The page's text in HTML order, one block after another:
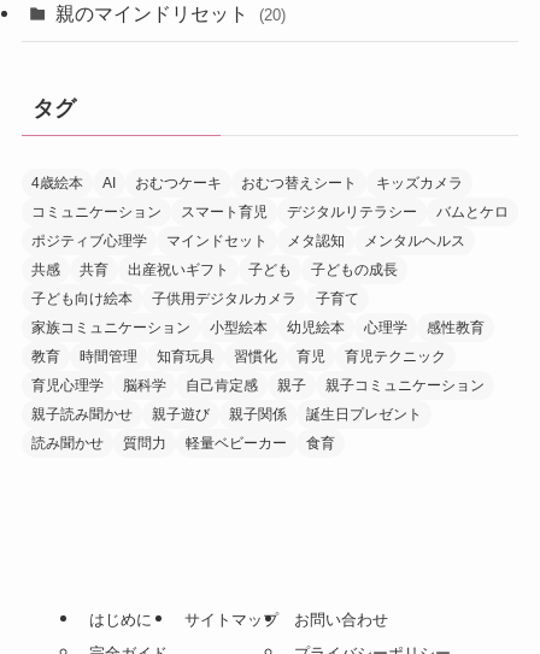
親のマインドリセット (20)
タグ
4歳絵本 AI おむつケーキ おむつ替えシート
キッズカメラ
コミュニケーション
スマート育児 デジタルリテラシー
バムとケロ
ポジティブ心理学
マインドセット メタ認知
メンタルヘルス
共感
共育 出産祝いギフト 子ども
子どもの成長
子ども向け絵本
子供用デジタルカメラ
子育て
家族コミュニケーション
小型絵本 幼児絵本 心理学
感性教育
教育
時間管理 知育玩具 習慣化 育児
育児テクニック
育児心理学
脳科学 自己肯定感 親子
親子コミュニケーション
親子読み聞かせ
親子遊び 親子関係
誕生日プレゼント
読み聞かせ
質問力 軽量ベビーカー 食育
はじめに
サイトマップ
お問い合わせ